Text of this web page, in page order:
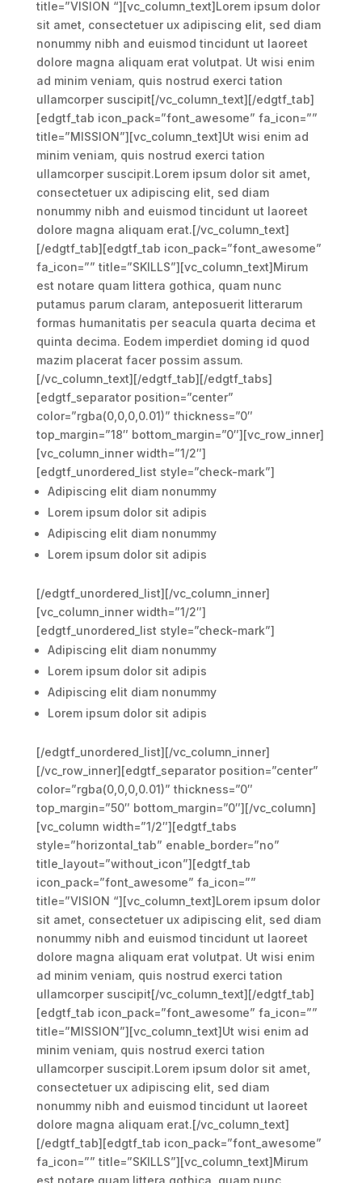
title=”VISION “][vc_column_text]Lorem ipsum dolor
sit amet, consectetuer ux adipiscing elit, sed diam
nonummy nibh and euismod tincidunt ut laoreet
dolore magna aliquam erat volutpat. Ut wisi enim
ad minim veniam, quis nostrud exerci tation
ullamcorper suscipit[/vc_column_text][/edgtf_tab]
[edgtf_tab icon_pack=”font_awesome” fa_icon=””
title=”MISSION”][vc_column_text]Ut wisi enim ad
minim veniam, quis nostrud exerci tation
ullamcorper suscipit.Lorem ipsum dolor sit amet,
consectetuer ux adipiscing elit, sed diam
nonummy nibh and euismod tincidunt ut laoreet
dolore magna aliquam erat.[/vc_column_text]
[/edgtf_tab][edgtf_tab icon_pack=”font_awesome”
fa_icon=”” title=”SKILLS”][vc_column_text]Mirum
est notare quam littera gothica, quam nunc
putamus parum claram, anteposuerit litterarum
formas humanitatis per seacula quarta decima et
quinta decima. Eodem imperdiet doming id quod
mazim placerat facer possim assum.
[/vc_column_text][/edgtf_tab][/edgtf_tabs]
[edgtf_separator position=”center”
color=”rgba(0,0,0,0.01)” thickness=”0″
top_margin=”18″ bottom_margin=”0″][vc_row_inner]
[vc_column_inner width=”1/2″]
[edgtf_unordered_list style=”check-mark”]
Adipiscing elit diam nonummy
Lorem ipsum dolor sit adipis
Adipiscing elit diam nonummy
Lorem ipsum dolor sit adipis
[/edgtf_unordered_list][/vc_column_inner]
[vc_column_inner width=”1/2″]
[edgtf_unordered_list style=”check-mark”]
Adipiscing elit diam nonummy
Lorem ipsum dolor sit adipis
Adipiscing elit diam nonummy
Lorem ipsum dolor sit adipis
[/edgtf_unordered_list][/vc_column_inner]
[/vc_row_inner][edgtf_separator position=”center”
color=”rgba(0,0,0,0.01)” thickness=”0″
top_margin=”50″ bottom_margin=”0″][/vc_column]
[vc_column width=”1/2″][edgtf_tabs
style=”horizontal_tab” enable_border=”no”
title_layout=”without_icon”][edgtf_tab
icon_pack=”font_awesome” fa_icon=””
title=”VISION “][vc_column_text]Lorem ipsum dolor
sit amet, consectetuer ux adipiscing elit, sed diam
nonummy nibh and euismod tincidunt ut laoreet
dolore magna aliquam erat volutpat. Ut wisi enim
ad minim veniam, quis nostrud exerci tation
ullamcorper suscipit[/vc_column_text][/edgtf_tab]
[edgtf_tab icon_pack=”font_awesome” fa_icon=””
title=”MISSION”][vc_column_text]Ut wisi enim ad
minim veniam, quis nostrud exerci tation
ullamcorper suscipit.Lorem ipsum dolor sit amet,
consectetuer ux adipiscing elit, sed diam
nonummy nibh and euismod tincidunt ut laoreet
dolore magna aliquam erat.[/vc_column_text]
[/edgtf_tab][edgtf_tab icon_pack=”font_awesome”
fa_icon=”” title=”SKILLS”][vc_column_text]Mirum
est notare quam littera gothica, quam nunc